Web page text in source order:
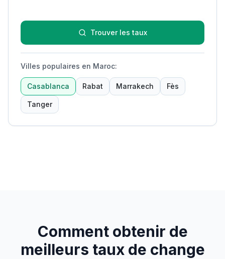
Trouver les taux
Villes populaires en Maroc:
Casablanca Rabat Marrakech Fès
Tanger
Comment obtenir de
meilleurs taux de change